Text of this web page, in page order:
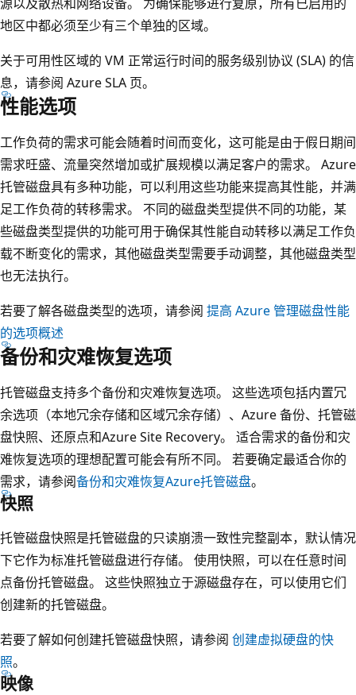
地区中都必须至少有三个单独的区域。
关于可用性区域的 VM 正常运行时间的服务级别协议 (SLA) 的信
息，请参阅 Azure SLA 页。
性能选项
工作负荷的需求可能会随着时间而变化，这可能是由于假日期间
需求旺盛、流量突然增加或扩展规模以满足客户的需求。 Azure
托管磁盘具有多种功能，可以利用这些功能来提高其性能，并满
足工作负荷的转移需求。 不同的磁盘类型提供不同的功能，某
些磁盘类型提供的功能可用于确保其性能自动转移以满足工作负
载不断变化的需求，其他磁盘类型需要手动调整，其他磁盘类型
也无法执行。
若要了解各磁盘类型的选项，请参阅 提高 Azure 管理磁盘性能
的选项概述
备份和灾难恢复选项
托管磁盘支持多个备份和灾难恢复选项。 这些选项包括内置冗
余选项（本地冗余存储和区域冗余存储）、Azure 备份、托管磁
盘快照、还原点和Azure Site Recovery。 适合需求的备份和灾
难恢复选项的理想配置可能会有所不同。 若要确定最适合你的
需求，请参阅备份和灾难恢复Azure托管磁盘。
快照
托管磁盘快照是托管磁盘的只读崩溃一致性完整副本，默认情况
下它作为标准托管磁盘进行存储。 使用快照，可以在任意时间
点备份托管磁盘。 这些快照独立于源磁盘存在，可以使用它们
创建新的托管磁盘。
若要了解如何创建托管磁盘快照，请参阅 创建虚拟硬盘的快
照。
映像